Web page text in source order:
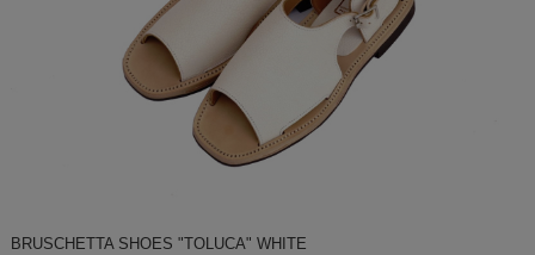
BRUSCHETTA SHOES "TOLUCA" WHITE